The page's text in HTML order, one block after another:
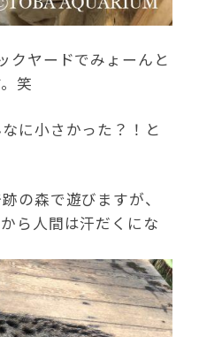
クヤードでみょーんと
笑
に小さかった？！と
の森で遊びますが、
ら人間は汗だくにな